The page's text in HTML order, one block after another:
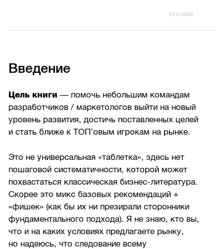
Введение
Цель книги — помочь небольшим командам
разработчиков / маркетологов выйти на новый
уровень развития, достичь поставленных целей
и стать ближе к ТОП’овым игрокам на рынке.
Это не универсальная «таблетка», здесь нет
пошаговой систематичности, которой может
похвастаться классическая бизнес-литература.
Скорее это микс базовых рекомендаций +
«фишек» (как бы их ни презирали сторонники
фундаментального подхода). Я не знаю, кто вы,
что и на каких условиях предлагаете рынку,
но надеюсь, что следование всему